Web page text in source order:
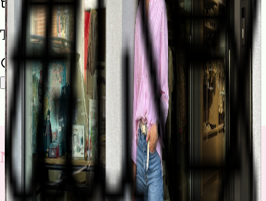
Trouvez une liste de naissance
Rechercher
Nos nouveautés